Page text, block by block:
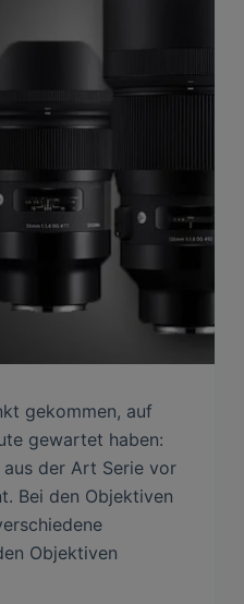
gekommen, auf
gewartet haben:
der Art Serie vor
Bei den Objektiven
Objektiven